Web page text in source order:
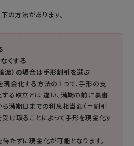
下の方法があります。
くする
渡）の場合は手形割引を選ぶ
金化する方法の１つで、手形の支
する取立とは 違い、満期の前に裏書
ら満期日までの利息相当額（＝割引
受け取ることによって手形を現金化す
たずに現金化が可能となります。